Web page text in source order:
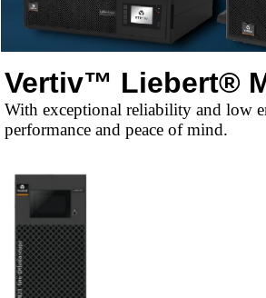
Vertiv™ Liebert®
With exceptional reliability and low
performance and peace of mind.